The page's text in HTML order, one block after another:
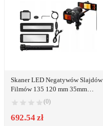
Skaner LED Negatywów Slajdów
Filmów 135 120 mm 35mm
135mm 120mm na JPG / FDA-S2
(0)
692.54 zł